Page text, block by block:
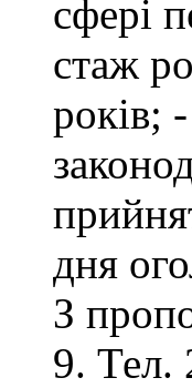
сфері
стаж
років;
дня
З
9. Тел.